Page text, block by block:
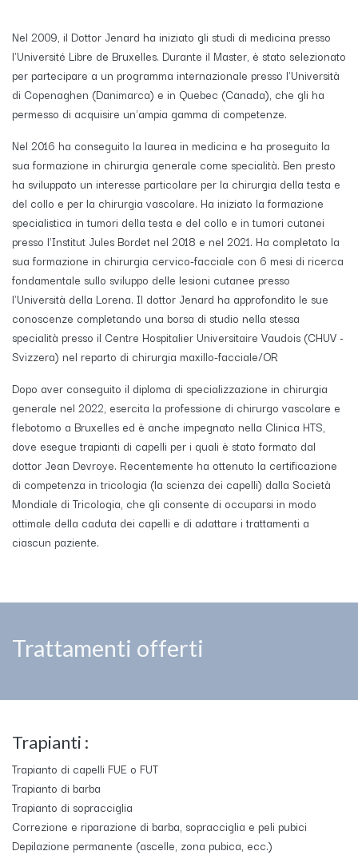
Nel 2009, il Dottor Jenard ha iniziato gli studi di medicina presso
l'Université Libre de Bruxelles. Durante il Master, è stato selezionato
per partecipare a un programma internazionale presso l'Università
di Copenaghen (Danimarca) e in Quebec (Canada), che gli ha
permesso di acquisire un'ampia gamma di competenze.
Nel 2016 ha conseguito la laurea in medicina e ha proseguito la
sua formazione in chirurgia generale come specialità. Ben presto
ha sviluppato un interesse particolare per la chirurgia della testa e
del collo e per la chirurgia vascolare. Ha iniziato la formazione
specialistica in tumori della testa e del collo e in tumori cutanei
presso l'Institut Jules Bordet nel 2018 e nel 2021. Ha completato la
sua formazione in chirurgia cervico-facciale con 6 mesi di ricerca
fondamentale sullo sviluppo delle lesioni cutanee presso
l'Università della Lorena. Il dottor Jenard ha approfondito le sue
conoscenze completando una borsa di studio nella stessa
specialità presso il Centre Hospitalier Universitaire Vaudois (CHUV -
Svizzera) nel reparto di chirurgia maxillo-facciale/OR
Dopo aver conseguito il diploma di specializzazione in chirurgia
generale nel 2022, esercita la professione di chirurgo vascolare e
flebotomo a Bruxelles ed è anche impegnato nella Clinica HTS,
dove esegue trapianti di capelli per i quali è stato formato dal
dottor Jean Devroye. Recentemente ha ottenuto la certificazione
di competenza in tricologia (la scienza dei capelli) dalla Società
Mondiale di Tricologia, che gli consente di occuparsi in modo
ottimale della caduta dei capelli e di adattare i trattamenti a
ciascun paziente.
Trattamenti offerti
Trapianti :
Trapianto di capelli FUE o FUT
Trapianto di barba
Trapianto di sopracciglia
Correzione e riparazione di barba, sopracciglia e peli pubici
Depilazione permanente (ascelle, zona pubica, ecc.)